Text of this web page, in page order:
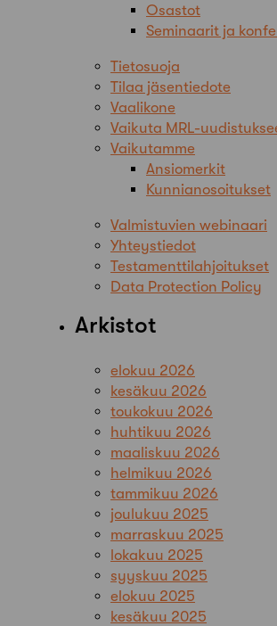
Osastot
Seminaarit ja
Tietosuoja
Tilaa jäsentiedote
Vaalikone
Vaikuta MRL-
Vaikutamme
Ansiomerkit
Kunnianosoitukset
Valmistuvien webinaari
Yhteystiedot
Testamenttilahjoitukset
Data Protection Policy
Arkistot
elokuu 2026
kesäkuu 2026
toukokuu 2026
huhtikuu 2026
maaliskuu 2026
helmikuu 2026
tammikuu 2026
joulukuu 2025
marraskuu 2025
lokakuu 2025
syyskuu 2025
elokuu 2025
kesäkuu 2025